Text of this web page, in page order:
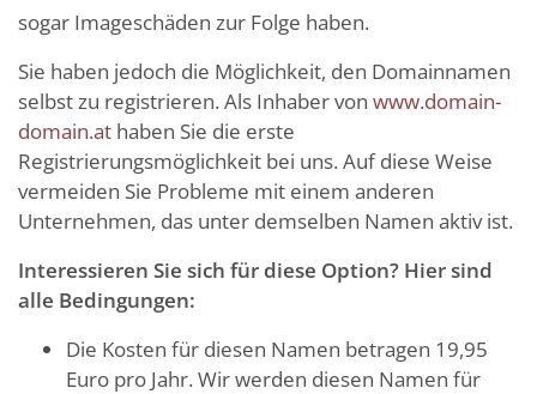
sogar Imageschäden zur Folge haben.
Sie haben jedoch die Möglichkeit, den Domainnamen
selbst zu registrieren. Als Inhaber von www.domain-
domain.at haben Sie die erste
Registrierungsmöglichkeit bei uns. Auf diese Weise
vermeiden Sie Probleme mit einem anderen
Unternehmen, das unter demselben Namen aktiv ist.
Interessieren Sie sich für diese Option? Hier sind
alle Bedingungen:
Die Kosten für diesen Namen betragen 19,95
Euro pro Jahr. Wir werden diesen Namen für